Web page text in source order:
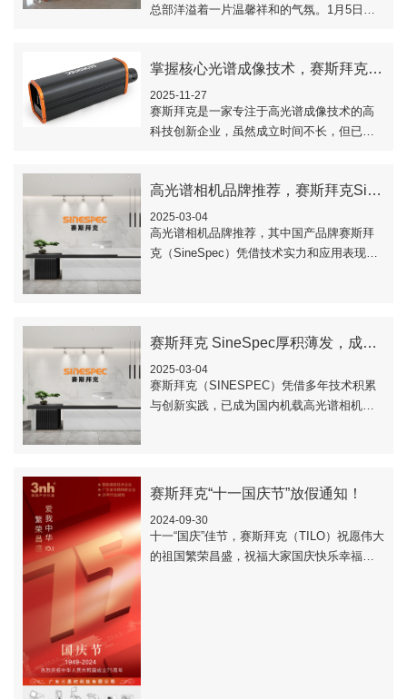
总部洋溢着一片温馨祥和的气氛。1月5日下
别准备..
掌握核心光谱成像技术，赛斯拜克打造国产近红外相机领先品牌
2025-11-27
​赛斯拜克是一家专注于高光谱成像技术的高
科技创新企业，虽然成立时间不长，但已展
高光谱相机品牌推荐，赛斯拜克SineSpec入围
2025-03-04
高光谱相机品牌推荐，其中国产品牌赛斯拜
克（SineSpec）凭借技术实力和应用表现成
赛斯拜克 SineSpec厚积薄发，成为国内机载高光谱相机领域头部品牌
2025-03-04
赛斯拜克（SINESPEC）凭借多年技术积累
与创新实践，已成为国内机载高光谱相机领
赛斯拜克“十一国庆节”放假通知！ ​
2024-09-30
十一“国庆”佳节，赛斯拜克（TILO）祝愿伟大
的祖国繁荣昌盛，祝福大家国庆快乐幸福安